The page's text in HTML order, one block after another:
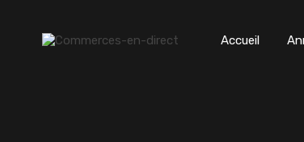
Accueil